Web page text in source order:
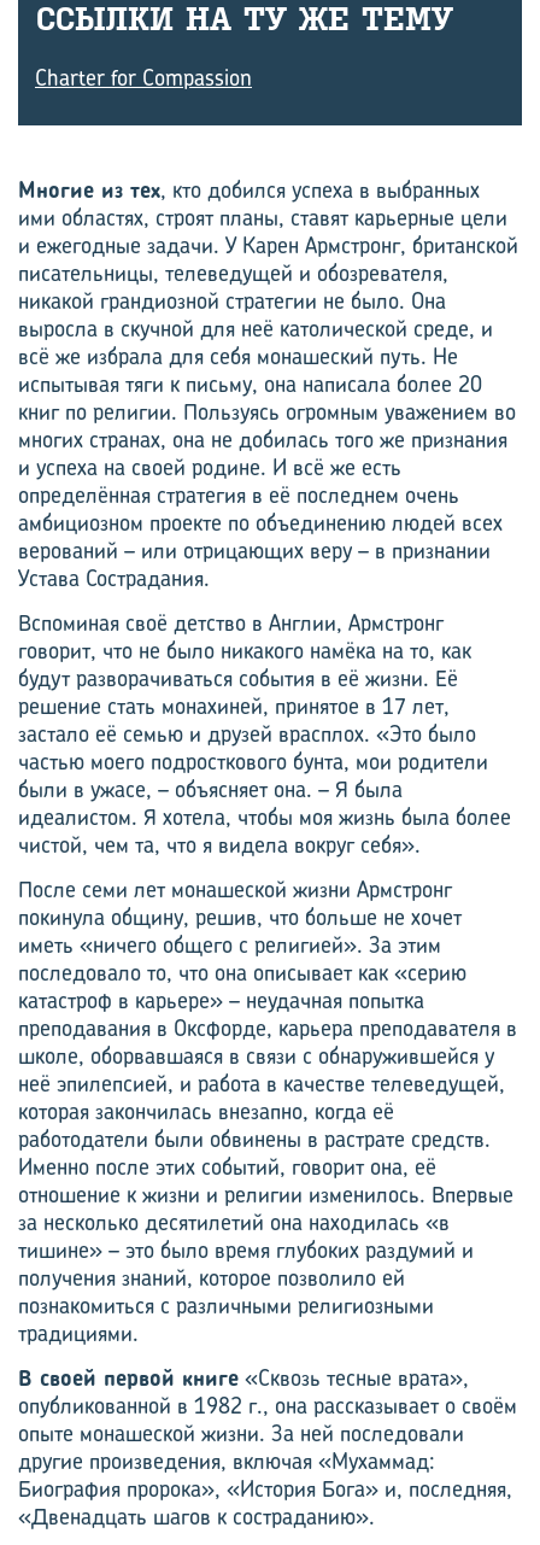
ССЫЛ­КИ НА ТУ ЖЕ ТЕМУ
Charter for Compassion
Многие из тех, кто добился успеха в выбранных
ими областях, строят планы, ставят карьерные цели
и ежегодные задачи. У Карен Армстронг, британской
писательницы, телеведущей и обозревателя,
никакой грандиозной стратегии не было. Она
выросла в скучной для неё католической среде, и
всё же избрала для себя монашеский путь. Не
испытывая тяги к письму, она написала более 20
книг по религии. Пользуясь огромным уважением во
многих странах, она не добилась того же признания
и успеха на своей родине. И всё же есть
определённая стратегия в её последнем очень
амбициозном проекте по объединению людей всех
верований – или отрицающих веру – в признании
Устава Сострадания.
Вспоминая своё детство в Англии, Армстронг
говорит, что не было никакого намёка на то, как
будут разворачиваться события в её жизни. Её
решение стать монахиней, принятое в 17 лет,
застало её семью и друзей врасплох. «Это было
частью моего подросткового бунта, мои родители
были в ужасе, – объясняет она. – Я была
идеалистом. Я хотела, чтобы моя жизнь была более
чистой, чем та, что я видела вокруг себя».
После семи лет монашеской жизни Армстронг
покинула общину, решив, что больше не хочет
иметь «ничего общего с религией». За этим
последовало то, что она описывает как «серию
катастроф в карьере» – неудачная попытка
преподавания в Оксфорде, карьера преподавателя в
школе, оборвавшаяся в связи с обнаружившейся у
неё эпилепсией, и работа в качестве телеведущей,
которая закончилась внезапно, когда её
работодатели были обвинены в растрате средств.
Именно после этих событий, говорит она, её
отношение к жизни и религии изменилось. Впервые
за несколько десятилетий она находилась «в
тишине» – это было время глубоких раздумий и
получения знаний, которое позволило ей
познакомиться с различными религиозными
традициями.
В своей первой книге «Сквозь тесные врата»,
опубликованной в 1982 г., она рассказывает о своём
опыте монашеской жизни. За ней последовали
другие произведения, включая «Мухаммад:
Биография пророка», «История Бога» и, последняя,
«Двенадцать шагов к состраданию».